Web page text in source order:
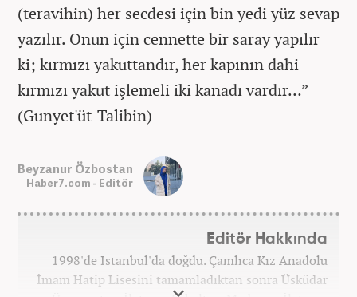
(teravihin) her secdesi için bin yedi yüz sevap
yazılır. Onun için cennette bir saray yapılır
ki; kırmızı yakuttandır, her kapının dahi
kırmızı yakut işlemeli iki kanadı vardır…”
(Gunyet'üt-Talibin)
Beyzanur Özbostan
Haber7.com - Editör
Editör Hakkında
1998'de İstanbul'da doğdu. Çamlıca Kız Anadolu
İmam Hatip Lisesini tamamladıktan sonra Üsküdar